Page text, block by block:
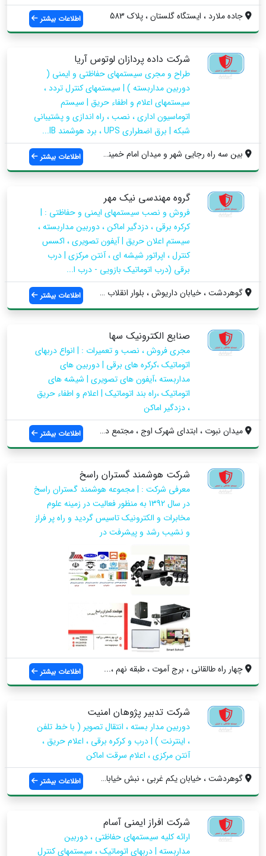
جاده ملارد ، ایستگاه گلستان ، پلاک 583
اطلاعات بیشتر
شرکت داده پردازان لوتوس آریا
طراح و مجری سیستمهای حفاظتی و ایمنی (
دوربین مداربسته ) | سیستمهای کنترل تردد ،
سیستمهای اعلام و اطفاء حریق | سیستم
اتوماسیون اداری ، نصب ، راه اندازی و پشتیبانی
شبکه | برق اضطراری UPS ، برد هوشمند IB...
بین سه راه رجایی شهر و میدان امام خمینی ...
اطلاعات بیشتر
گروه مهندسی نیک مهر
فروش و نصب سیستمهای ایمنی و حفاظتی : |
کرکره برقی ، دزدگیر اماکن ، دوربین مداربسته ،
سیستم اعلان حریق | آیفون تصویری ، اکسس
کنترل ، اپراتور شیشه ای ، آنتن مرکزی | درب
برقی (درب اتوماتیک بازویی - درب ا...
گوهردشت ، خیابان داریوش ، بلوار انقلاب ،...
اطلاعات بیشتر
صنایع الکترونیک سها
مجری فروش ، نصب و تعمیرات : | انواع دربهای
اتوماتیک ،کرکره های برقی | دوربین های
مداربسته ،آیفون های تصویری | شیشه های
اتوماتیک ،راه بند اتوماتیک | اعلام و اطفاء حریق
، دزدگیر اماکن
میدان نبوت ، ابتدای شهرک اوج ، مجتمع دکو...
اطلاعات بیشتر
شرکت هوشمند گستران راسخ
معرفی شرکت : | مجموعه هوشمند گستران راسخ
در سال 1392 به منظور فعالیت در زمینه علوم
مخابرات و الکترونیک تاسیس گردید و راه پر فراز
و نشیب رشد و پیشرفت در
چهار راه طالقانی ، برج آموت ، طبقه نهم ،... اطلاعات بیشتر
شرکت تدبیر پژوهان امنیت
دوربین مدار بسته ، انتقال تصویر ( با خط تلفن
، اینترنت ) | درب و کرکره برقی ، اعلام حریق ،
آنتن مرکزی ، اعلام سرقت اماکن
گوهردشت ، خیابان یکم غربی ، نبش خیابان م...
اطلاعات بیشتر
شرکت افراز ایمنی آسام
ارائه کلیه سیستمهای حفاظتی ، دوربین
مداربسته | دربهای اتوماتیک ، سیستمهای کنترل